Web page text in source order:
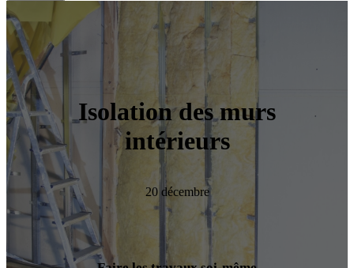
Isolation des murs
intérieurs
20 décembre